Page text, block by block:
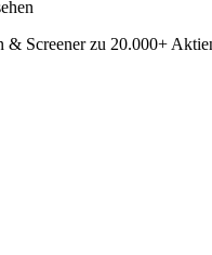
& Screener zu 20.000+